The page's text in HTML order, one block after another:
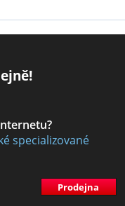
specializované
Prodejna